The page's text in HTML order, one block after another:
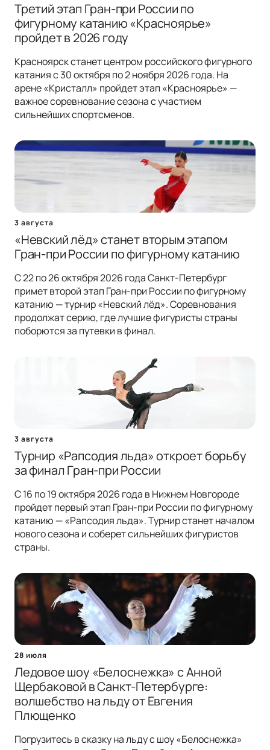
Третий этап Гран-при России по
фигурному катанию «Красноярье»
пройдет в 2026 году
Красноярск станет центром российского фигурного
катания с 30 октября по 2 ноября 2026 года. На
арене «Кристалл» пройдет этап «Красноярье» —
важное соревнование сезона с участием
сильнейших спортсменов.
3 августа
«Невский лёд» станет вторым этапом
Гран-при России по фигурному катанию
С 22 по 26 октября 2026 года Санкт-Петербург
примет второй этап Гран-при России по фигурному
катанию — турнир «Невский лёд». Соревнования
продолжат серию, где лучшие фигуристы страны
поборются за путевки в финал.
3 августа
Турнир «Рапсодия льда» откроет борьбу
за финал Гран-при России
С 16 по 19 октября 2026 года в Нижнем Новгороде
пройдет первый этап Гран-при России по фигурному
катанию — «Рапсодия льда». Турнир станет началом
нового сезона и соберет сильнейших фигуристов
страны.
28 июля
Ледовое шоу «Белоснежка» с Анной
Щербаковой в Санкт-Петербурге:
волшебство на льду от Евгения
Плющенко
Погрузитесь в сказку на льду с шоу «Белоснежка»